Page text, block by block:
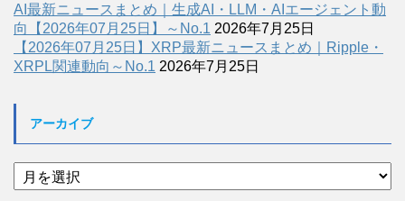
AI最新ニュースまとめ｜生成AI・LLM・AIエージェント動
向【2026年07月25日】～No.1 2026年7月25日
【2026年07月25日】XRP最新ニュースまとめ｜Ripple・
XRPL関連動向～No.1 2026年7月25日
アーカイブ
ア
ー